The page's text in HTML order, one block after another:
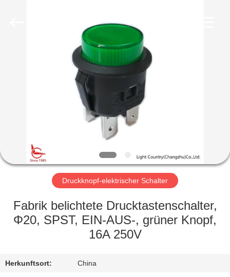
PRODUKTE
VR
SHOW
ÜBER
UNS
AUSFLUG
Druckknopf-elektrischer Schalter
Fabrik belichtete Drucktastenschalter,
Φ20, SPST, EIN-AUS-, grüner Knopf,
16A 250V
Herkunftsort: China